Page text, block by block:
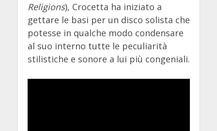
Religions), Crocetta ha iniziato a
gettare le basi per un disco solista che
potesse in qualche modo condensare
al suo interno tutte le peculiarità
stilistiche e sonore a lui più congeniali.